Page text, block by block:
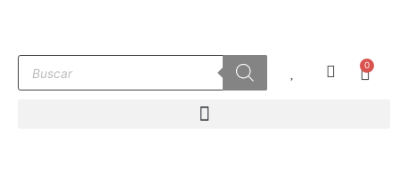
conteúdo
Pesquisar
produtos
0